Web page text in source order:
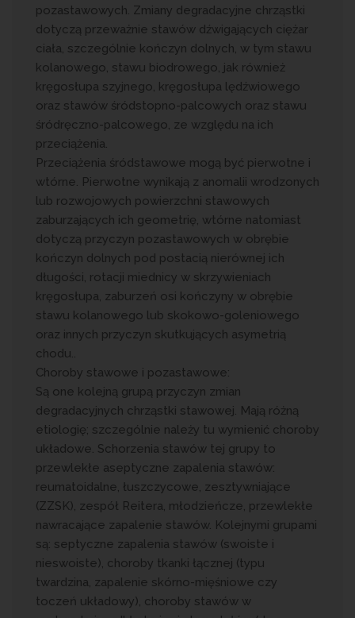
pozastawowych. Zmiany degradacyjne chrząstki
dotyczą przeważnie stawów dźwigających ciężar
ciała, szczególnie kończyn dolnych, w tym stawu
kolanowego, stawu biodrowego, jak również
kręgosłupa szyjnego, kręgosłupa lędźwiowego
oraz stawów śródstopno-palcowych oraz stawu
śródręczno-palcowego, ze względu na ich
przeciążenia.
Przeciążenia śródstawowe mogą być pierwotne i
wtórne. Pierwotne wynikają z anomalii wrodzonych
lub rozwojowych powierzchni stawowych
zaburzających ich geometrię, wtórne natomiast
dotyczą przyczyn pozastawowych w obrębie
kończyn dolnych pod postacią nierównej ich
długości, rotacji miednicy w skrzywieniach
kręgosłupa, zaburzeń osi kończyny w obrębie
stawu kolanowego lub skokowo-goleniowego
oraz innych przyczyn skutkujących asymetrią
chodu..
Choroby stawowe i pozastawowe:
Są one kolejną grupą przyczyn zmian
degradacyjnych chrząstki stawowej. Mają różną
etiologię; szczególnie należy tu wymienić choroby
układowe. Schorzenia stawów tej grupy to
przewlekłe aseptyczne zapalenia stawów:
reumatoidalne, łuszczycowe, zesztywniające
(ZZSK), zespół Reitera, młodzieńcze, przewlekłe
nawracające zapalenie stawów. Kolejnymi grupami
są: septyczne zapalenia stawów (swoiste i
nieswoiste), choroby tkanki łącznej (typu
twardzina, zapalenie skórno-mięśniowe czy
toczeń układowy), choroby stawów w